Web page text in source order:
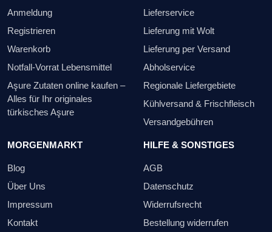
Anmeldung
Registrieren
Warenkorb
Notfall-Vorrat Lebensmittel
Aşure Zutaten online kaufen –
Alles für Ihr originales
türkisches Aşure
Lieferservice
Lieferung mit Wolt
Lieferung per Versand
Abholservice
Regionale Liefergebiete
Kühlversand & Frischfleisch
Versandgebühren
MORGENMARKT
Blog
Über Uns
Impressum
Kontakt
HILFE & SONSTIGES
AGB
Datenschutz
Widerrufsrecht
Bestellung widerrufen